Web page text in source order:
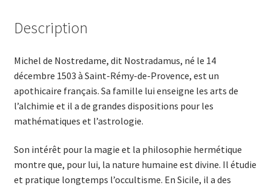
Description
Michel de Nostredame, dit Nostradamus, né le 14
décembre 1503 à Saint-Rémy-de-Provence, est un
apothicaire français. Sa famille lui enseigne les arts de
l’alchimie et il a de grandes dispositions pour les
mathématiques et l’astrologie.
Son intérêt pour la magie et la philosophie hermétique
montre que, pour lui, la nature humaine est divine. Il étudie
et pratique longtemps l’occultisme. En Sicile, il a des